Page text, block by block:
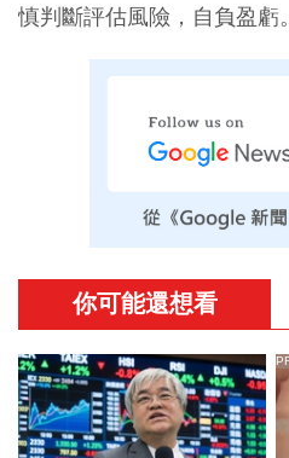
慎判斷評估風險，自負盈虧。